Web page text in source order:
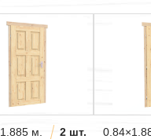
м.
2 шт.